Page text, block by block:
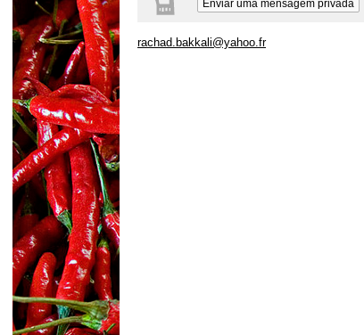
Enviar uma mensagem privada
rachad.bakkali@yahoo.fr